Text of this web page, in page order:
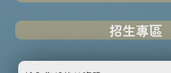
招生專區